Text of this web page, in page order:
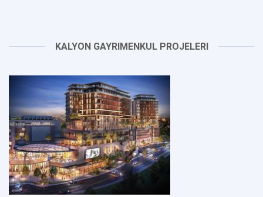
KALYON GAYRIMENKUL PROJELERI